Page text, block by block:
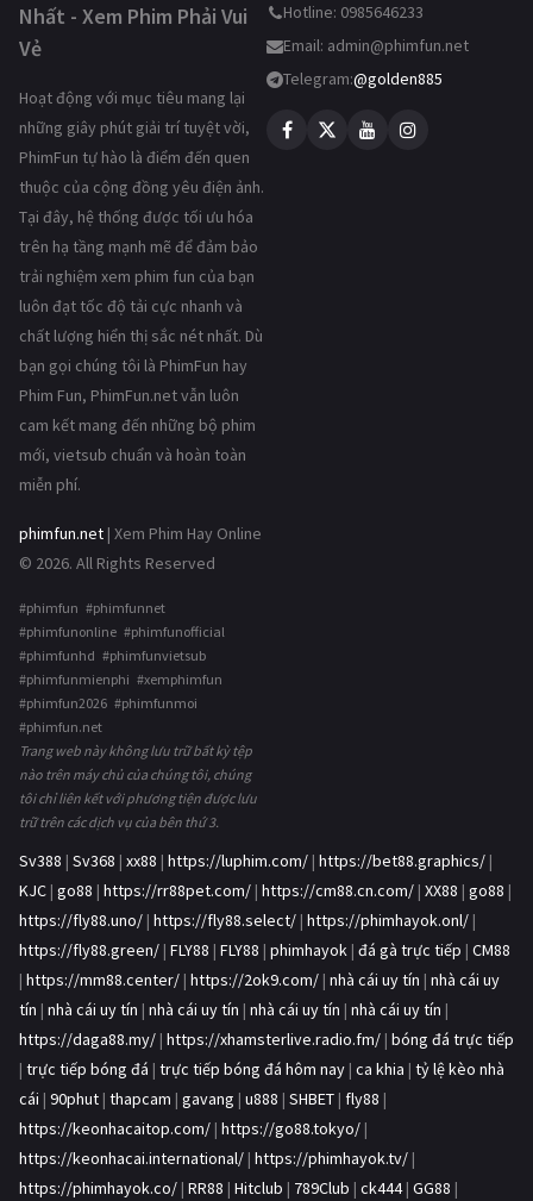
Nhất - Xem Phim Phải Vui
Vẻ
Hoạt động với mục tiêu mang lại
những giây phút giải trí tuyệt vời,
PhimFun tự hào là điểm đến quen
thuộc của cộng đồng yêu điện ảnh.
Tại đây, hệ thống được tối ưu hóa
trên hạ tầng mạnh mẽ để đảm bảo
trải nghiệm xem phim fun của bạn
luôn đạt tốc độ tải cực nhanh và
chất lượng hiển thị sắc nét nhất. Dù
bạn gọi chúng tôi là PhimFun hay
Phim Fun, PhimFun.net vẫn luôn
cam kết mang đến những bộ phim
mới, vietsub chuẩn và hoàn toàn
miễn phí.
phimfun.net | Xem Phim Hay Online
© 2026. All Rights Reserved
#phimfun #phimfunnet
#phimfunonline #phimfunofficial
#phimfunhd #phimfunvietsub
#phimfunmienphi #xemphimfun
#phimfun2026 #phimfunmoi
#phimfun.net
Trang web này không lưu trữ bất kỳ tệp
nào trên máy chủ của chúng tôi, chúng
tôi chỉ liên kết với phương tiện được lưu
trữ trên các dịch vụ của bên thứ 3.
Hotline: 0985646233
Email: admin@phimfun.net
Telegram:@golden885
Sv388 | Sv368 | xx88 | https://luphim.com/ | https://bet88.graphics/ |
KJC | go88 | https://rr88pet.com/ | https://cm88.cn.com/ | XX88 | go88 |
https://fly88.uno/ | https://fly88.select/ | https://phimhayok.onl/ |
https://fly88.green/ | FLY88 | FLY88 | phimhayok | đá gà trực tiếp | CM88
| https://mm88.center/ | https://2ok9.com/ | nhà cái uy tín | nhà cái uy
tín | nhà cái uy tín | nhà cái uy tín | nhà cái uy tín | nhà cái uy tín |
https://daga88.my/ | https://xhamsterlive.radio.fm/ | bóng đá trực tiếp
| trực tiếp bóng đá | trực tiếp bóng đá hôm nay | ca khia | tỷ lệ kèo nhà
cái | 90phut | thapcam | gavang | u888 | SHBET | fly88 |
https://keonhacaitop.com/ | https://go88.tokyo/ |
https://keonhacai.international/ | https://phimhayok.tv/ |
https://phimhayok.co/ | RR88 | Hitclub | 789Club | ck444| GG88 |